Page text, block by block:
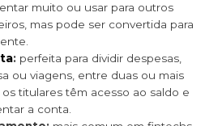
muito ou usar para outros
mas pode ser convertida para
: perfeita para dividir despesas,
ou viagens, entre duas ou mais
os titulares têm acesso ao saldo e
a conta.